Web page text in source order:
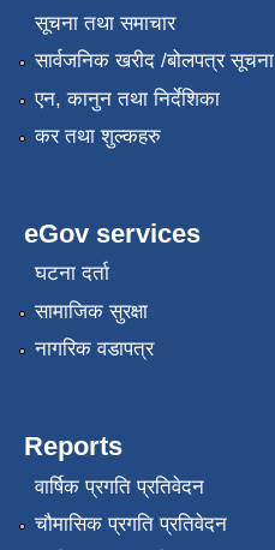
सूचना तथा समाचार
सार्वजनिक खरीद /बोलपत्र सूचना
एन, कानुन तथा निर्देशिका
कर तथा शुल्कहरु
eGov services
घटना दर्ता
सामाजिक सुरक्षा
नागरिक वडापत्र
Reports
वार्षिक प्रगति प्रतिवेदन
चौमासिक प्रगति प्रतिवेदन